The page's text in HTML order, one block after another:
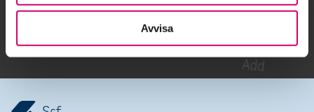
Avvisa
Lägg till i kalender